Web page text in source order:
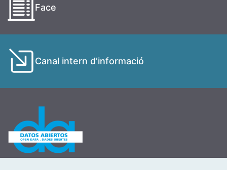
Face
Canal intern d’informació